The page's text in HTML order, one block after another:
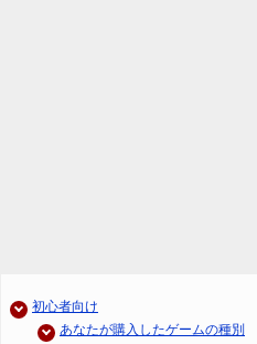
初心者向け
あなたが購入したゲームの種別